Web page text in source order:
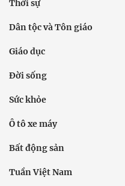
Thời sự
Dân tộc và Tôn giáo
Giáo dục
Đời sống
Sức khỏe
Ô tô xe máy
Bất động sản
Tuần Việt Nam